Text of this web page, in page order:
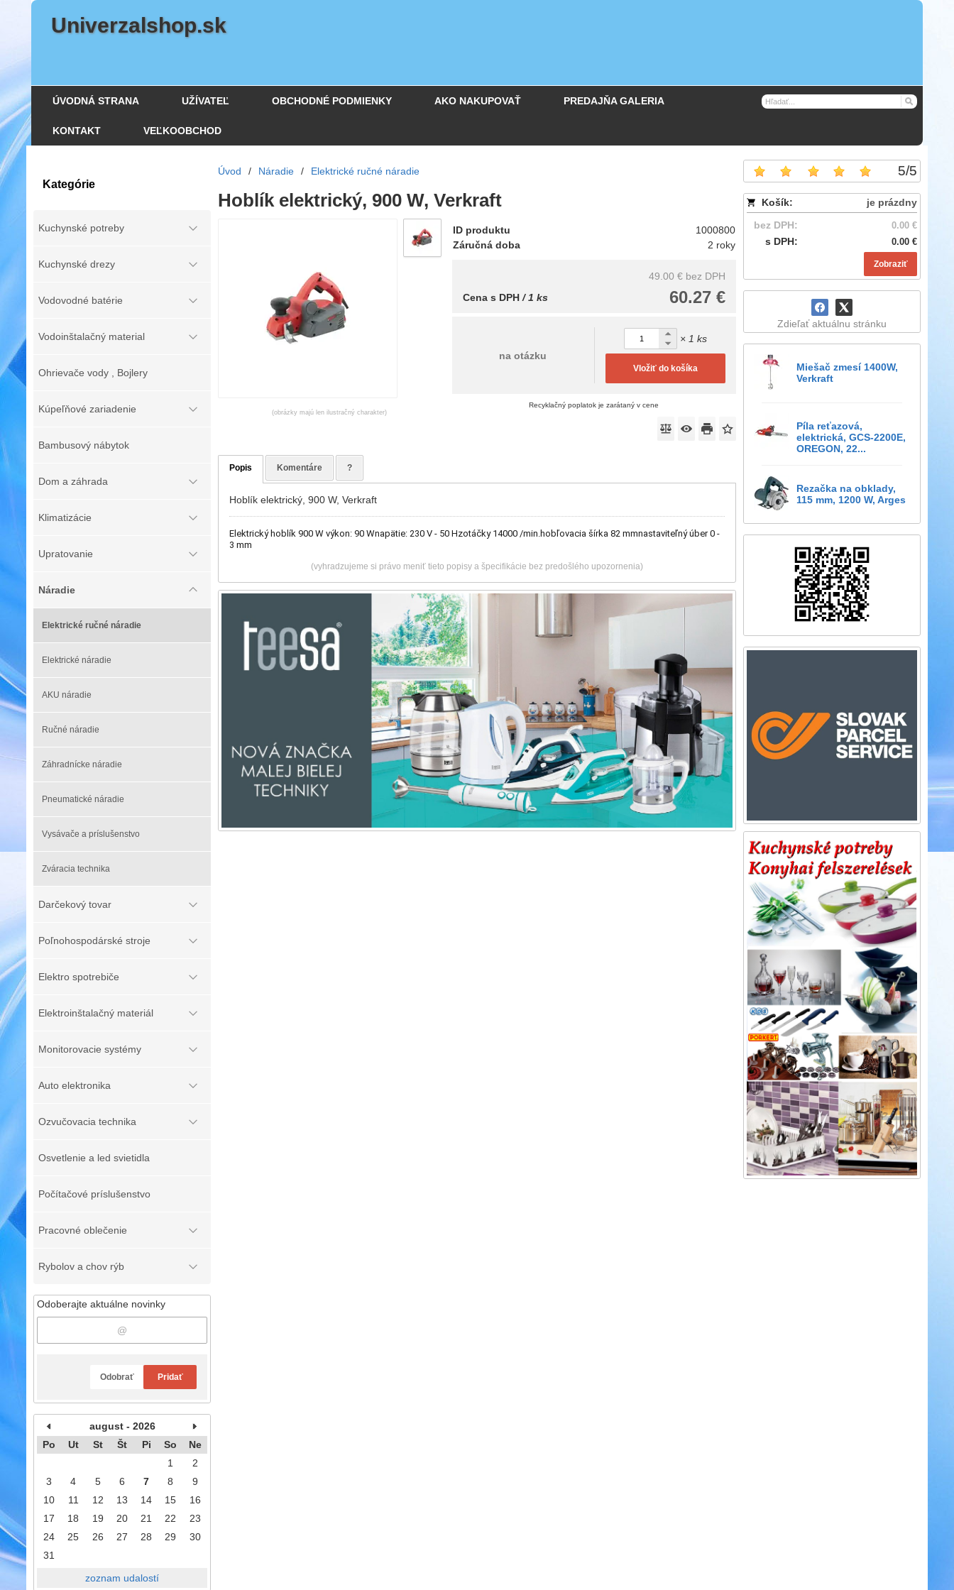
Univerzalshop.sk
ÚVODNÁ STRANA UŽÍVATEĽ OBCHODNÉ PODMIENKY AKO NAKUPOVAŤ PREDAJŇA GALERIA
KONTAKT VEĽKOOBCHOD
Kategórie
Kuchynské potreby
Kuchynské drezy
Vodovodné batérie
Vodoinštalačný material
Ohrievače vody , Bojlery
Kúpeľňové zariadenie
Bambusový nábytok
Dom a záhrada
Klimatizácie
Upratovanie
Náradie
Elektrické ručné náradie
Elektrické náradie
AKU náradie
Ručné náradie
Záhradnícke náradie
Pneumatické náradie
Vysávače a príslušenstvo
Zváracia technika
Darčekový tovar
Poľnohospodárské stroje
Elektro spotrebiče
Elektroinštalačný materiál
Monitorovacie systémy
Auto elektronika
Ozvučovacia technika
Osvetlenie a led svietidla
Počítačové príslušenstvo
Pracovné oblečenie
Rybolov a chov rýb
Odoberajte aktuálne novinky
Odobrať Pridať
august - 2026
Po
Ut St Št Pi So
Ne
1
2
3
4 5 6 7 8
9
10
11 12 13 14 15
16
17
18 19 20 21 22
23
24
25 26 27 28 29
30
31
zoznam udalostí
5/5
Košík:
je prázdny
bez DPH:
0.00 €
s DPH: 0.00 €
Zobraziť
Zdieľať aktuálnu stránku
Miešač zmesí 1400W,
Verkraft
Píla reťazová,
elektrická, GCS-2200E,
OREGON, 22...
Rezačka na obklady,
115 mm, 1200 W, Arges
Úvod / Náradie / Elektrické ručné náradie
Hoblík elektrický, 900 W, Verkraft
(obrázky majú len ilustračný charakter)
ID produktu
1000800
Záručná doba
2 roky
49.00 € bez DPH
60.27 €
Cena s DPH/ 1 ks
na otázku
× 1 ks
Vložiť do košíka
Recyklačný poplatok je zarátaný v cene
Popis Komentáre ?
Hoblík elektrický, 900 W, Verkraft
Elektrický hoblík 900 W výkon: 90 Wnapätie: 230 V - 50 Hzotáčky 14000 /min.hobľovacia šírka 82 mmnastaviteľný úber 0 -
3 mm
(vyhradzujeme si právo meniť tieto popisy a špecifikácie bez predošlého upozornenia)